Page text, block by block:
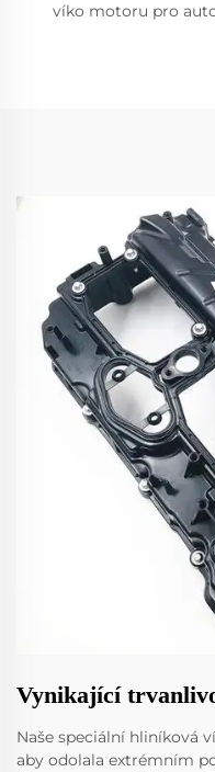
víko motoru pro
Vynikající
Naše speciální hliníková
aby odolala extrémním